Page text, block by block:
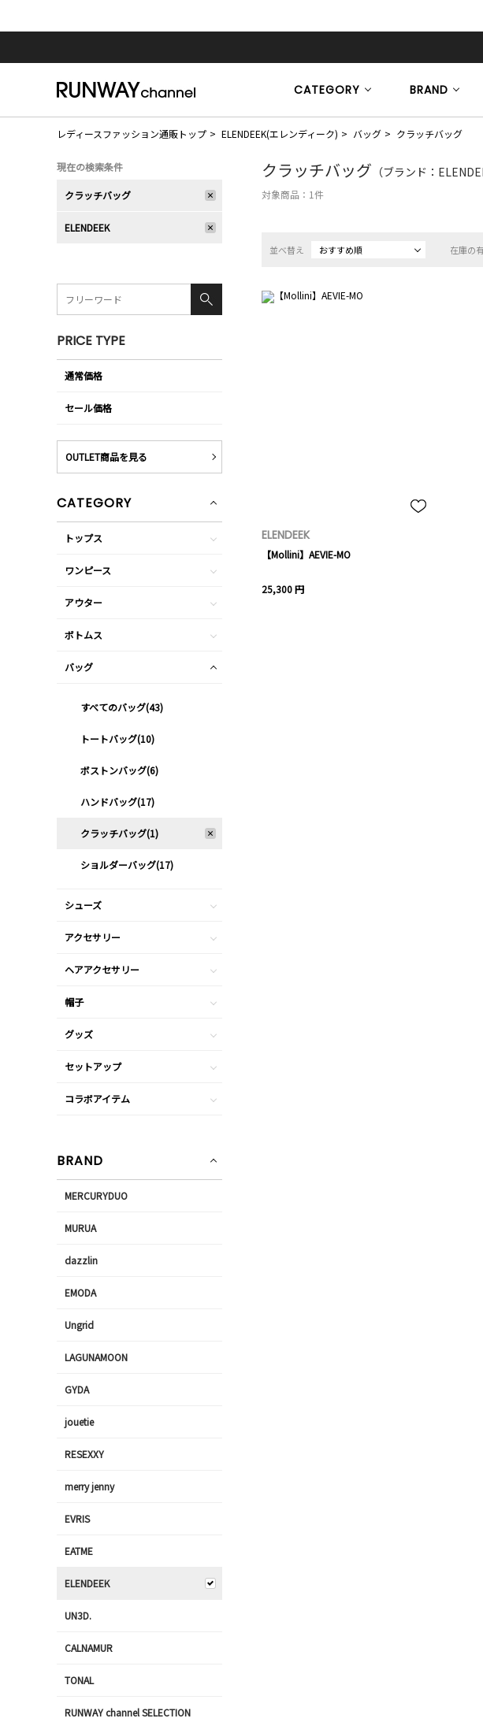
CATEGORY BRAND
レディースファッション通販トップ ELENDEEK(エレンディーク) バッグ クラッチバッグ
クラッチバッグ （ブランド：
対象商品： 1件
並べ替え おすすめ順 在庫の
ELENDEEK
【Mollini】AEVIE-MO
25,300 円
現在の検索条件
クラッチバッグ
ELENDEEK
PRICE TYPE
通常価格
セール価格
OUTLET商品を見る
CATEGORY
トップス
ワンピース
アウター
ボトムス
バッグ
すべてのバッグ(43)
トートバッグ(10)
ボストンバッグ(6)
ハンドバッグ(17)
クラッチバッグ(1)
ショルダーバッグ(17)
シューズ
アクセサリー
ヘアアクセサリー
帽子
グッズ
セットアップ
コラボアイテム
BRAND
MERCURYDUO
MURUA
dazzlin
EMODA
Ungrid
LAGUNAMOON
GYDA
jouetie
RESEXXY
merry jenny
EVRIS
EATME
ELENDEEK
UN3D.
CALNAMUR
TONAL
RUNWAY channel SELECTION